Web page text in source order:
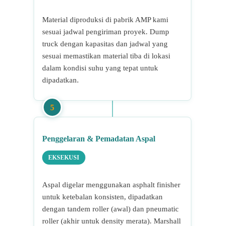
Material diproduksi di pabrik AMP kami
sesuai jadwal pengiriman proyek. Dump
truck dengan kapasitas dan jadwal yang
sesuai memastikan material tiba di lokasi
dalam kondisi suhu yang tepat untuk
dipadatkan.
5
Penggelaran & Pemadatan Aspal
EKSEKUSI
Aspal digelar menggunakan asphalt finisher
untuk ketebalan konsisten, dipadatkan
dengan tandem roller (awal) dan pneumatic
roller (akhir untuk density merata). Marshall